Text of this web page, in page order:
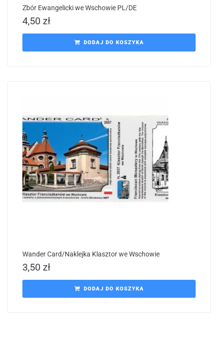
Zbór Ewangelicki we Wschowie PL/DE
4,50 zł
DODAJ DO KOSZYKA
Wander Card/Naklejka Klasztor we Wschowie
3,50 zł
DODAJ DO KOSZYKA